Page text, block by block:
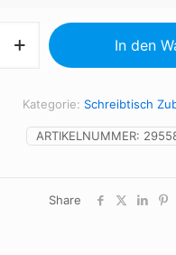
In den
ARTIKELNUMMER:
Kategorie: Schreibtisch
Share